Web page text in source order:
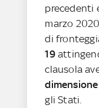
precedenti
marzo
di
19
clausola
gli Stati.